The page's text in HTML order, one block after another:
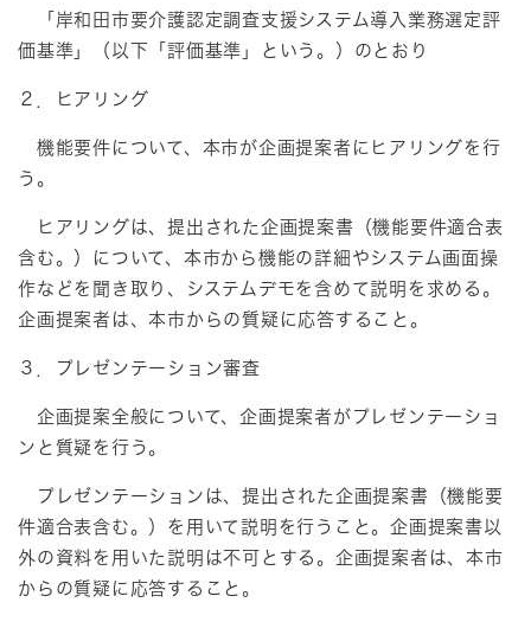
「岸和田市要介護認定調査支援システム導入業務選定評
価基準」（以下「評価基準」という。）のとおり
２．ヒアリング
機能要件について、本市が企画提案者にヒアリングを行
う。
ヒアリングは、提出された企画提案書（機能要件適合表
含む。）について、本市から機能の詳細やシステム画面操
作などを聞き取り、システムデモを含めて説明を求める。
企画提案者は、本市からの質疑に応答すること。
３．プレゼンテーション審査
企画提案全般について、企画提案者がプレゼンテーショ
ンと質疑を行う。
プレゼンテーションは、提出された企画提案書（機能要
件適合表含む。）を用いて説明を行うこと。企画提案書以
外の資料を用いた説明は不可とする。企画提案者は、本市
からの質疑に応答すること。